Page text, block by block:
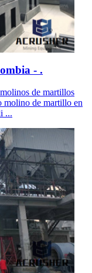
- .
de martillos
molino de martillo en
...